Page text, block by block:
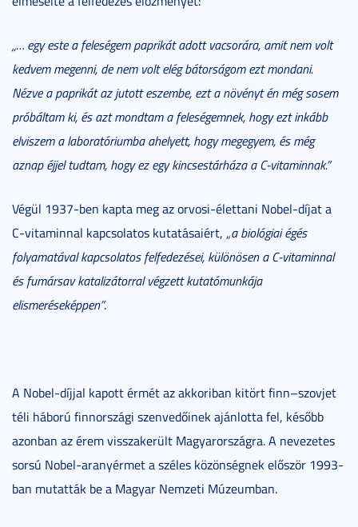
„… egy este a feleségem paprikát adott vacsorára, amit nem volt
kedvem megenni, de nem volt elég bátorságom ezt mondani.
Nézve a paprikát az jutott eszembe, ezt a növényt én még sosem
próbáltam ki, és azt mondtam a feleségemnek, hogy ezt inkább
elviszem a laboratóriumba ahelyett, hogy megegyem, és még
aznap éjjel tudtam, hogy ez egy kincsestárháza a C-vitaminnak.”
Végül 1937-ben kapta meg az orvosi-élettani Nobel-díjat a
C-vitaminnal kapcsolatos kutatásaiért, „a biológiai égés
folyamatával kapcsolatos felfedezései, különösen a C-vitaminnal
és fumársav katalizátorral végzett kutatómunkája
elismeréseképpen”.
A Nobel-díjjal kapott érmét az akkoriban kitört finn–szovjet
téli háború finnországi szenvedőinek ajánlotta fel, később
azonban az érem visszakerült Magyarországra. A nevezetes
sorsú Nobel-aranyérmet a széles közönségnek először 1993-
ban mutatták be a Magyar Nemzeti Múzeumban.